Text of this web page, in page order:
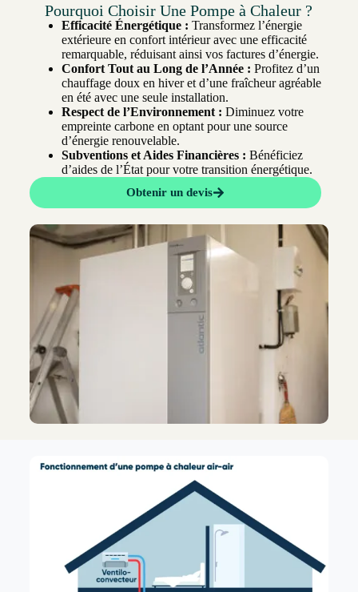
Pourquoi Choisir Une Pompe à Chaleur ?
Efficacité Énergétique : Transformez l’énergie
extérieure en confort intérieur avec une efficacité
remarquable, réduisant ainsi vos factures d’énergie.
Confort Tout au Long de l’Année : Profitez d’un
chauffage doux en hiver et d’une fraîcheur agréable
en été avec une seule installation.
Respect de l’Environnement : Diminuez votre
empreinte carbone en optant pour une source
d’énergie renouvelable.
Subventions et Aides Financières : Bénéficiez
d’aides de l’État pour votre transition énergétique.
Obtenir un devis